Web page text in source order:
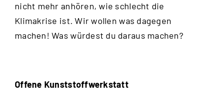
nicht mehr anhören, wie schlecht die
Klimakrise ist. Wir wollen was dagegen
machen! Was würdest du daraus machen?
Offene Kunststoffwerkstatt